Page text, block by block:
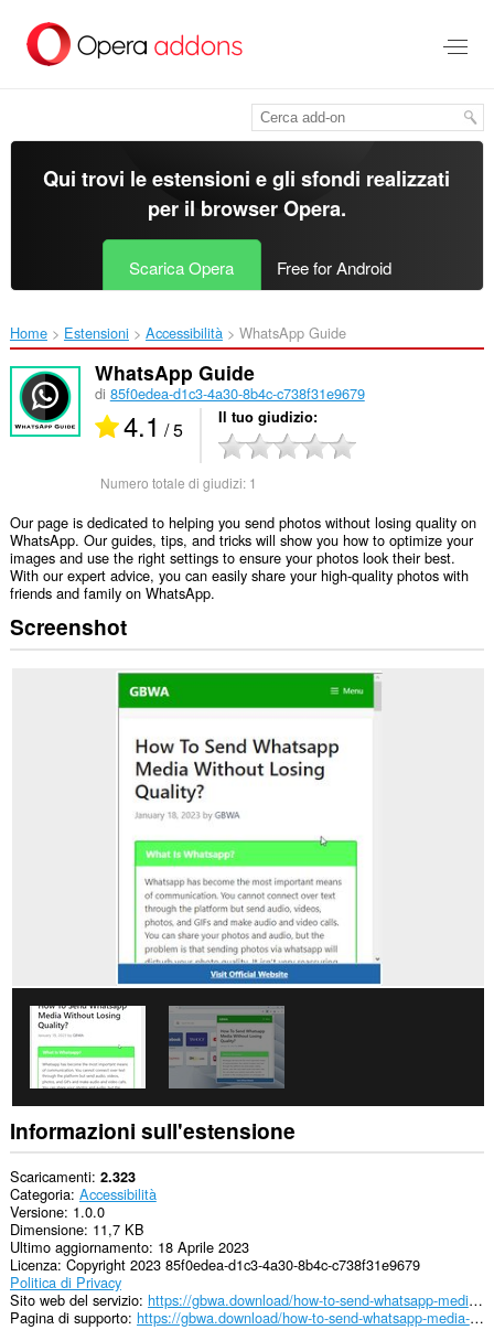
contenuto
Qui trovi le estensioni e gli sfondi realizzati
per il browser Opera.
Scarica Opera Free for Android
Home Estensioni Accessibilità WhatsApp Guide‎
WhatsApp Guide
di 85f0edea-d1c3-4a30-8b4c-c738f31e9679
4.1 / 5 Il tuo giudizio
Numero totale di giudizi: 1
Our page is dedicated to helping you send photos without losing quality on
WhatsApp. Our guides, tips, and tricks will show you how to optimize your
images and use the right settings to ensure your photos look their best.
With our expert advice, you can easily share your high-quality photos with
friends and family on WhatsApp.
Screenshot
Informazioni sull'estensione
Scaricamenti 2.323
Categoria Accessibilità
Versione 1.0.0
Dimensione 11,7 KB
Ultimo aggiornamento 18 Aprile 2023
Licenza Copyright 2023 85f0edea-d1c3-4a30-8b4c-c738f31e9679
Politica di Privacy
Sito web del servizio
https://gbwa.download/how-to-send-whatsapp-media-without-losing-quality/
Pagina di supporto
https://gbwa.download/how-to-send-whatsapp-media-without-losing-quality/